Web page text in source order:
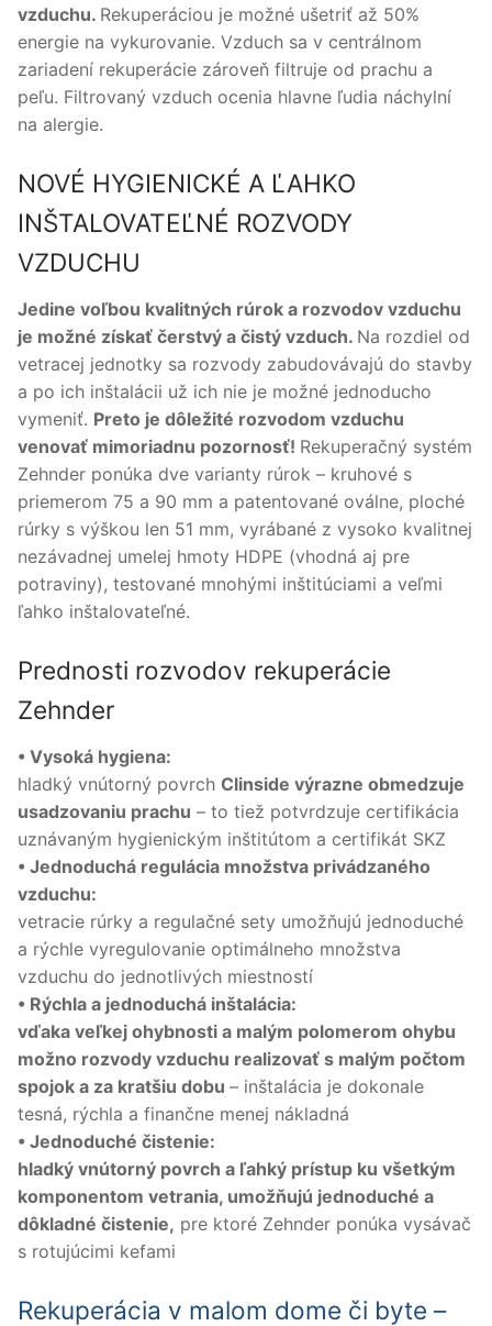
vzduchu. Rekuperáciou je možné ušetriť až 50%
energie na vykurovanie. Vzduch sa v centrálnom
zariadení rekuperácie zároveň filtruje od prachu a
peľu. Filtrovaný vzduch ocenia hlavne ľudia náchylní
na alergie.
NOVÉ HYGIENICKÉ A ĽAHKO
INŠTALOVATEĽNÉ ROZVODY
VZDUCHU
Jedine voľbou kvalitných rúrok a rozvodov vzduchu
je možné získať čerstvý a čistý vzduch. Na rozdiel od
vetracej jednotky sa rozvody zabudovávajú do stavby
a po ich inštalácii už ich nie je možné jednoducho
vymeniť. Preto je dôležité rozvodom vzduchu
venovať mimoriadnu pozornosť! Rekuperačný systém
Zehnder ponúka dve varianty rúrok – kruhové s
priemerom 75 a 90 mm a patentované oválne, ploché
rúrky s výškou len 51 mm, vyrábané z vysoko kvalitnej
nezávadnej umelej hmoty HDPE (vhodná aj pre
potraviny), testované mnohými inštitúciami a veľmi
ľahko inštalovateľné.
Prednosti rozvodov rekuperácie
Zehnder
• Vysoká hygiena:
hladký vnútorný povrch Clinside výrazne obmedzuje
usadzovaniu prachu – to tiež potvrdzuje certifikácia
uznávaným hygienickým inštitútom a certifikát SKZ
• Jednoduchá regulácia množstva privádzaného
vzduchu:
vetracie rúrky a regulačné sety umožňujú jednoduché
a rýchle vyregulovanie optimálneho množstva
vzduchu do jednotlivých miestností
• Rýchla a jednoduchá inštalácia:
vďaka veľkej ohybnosti a malým polomerom ohybu
možno rozvody vzduchu realizovať s malým počtom
spojok a za kratšiu dobu – inštalácia je dokonale
tesná, rýchla a finančne menej nákladná
• Jednoduché čistenie:
hladký vnútorný povrch a ľahký prístup ku všetkým
komponentom vetrania, umožňujú jednoduché a
dôkladné čistenie, pre ktoré Zehnder ponúka vysávač
s rotujúcimi kefami
Rekuperácia v malom dome či byte –